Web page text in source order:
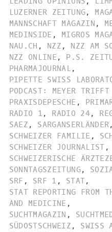
LUZERNER ZEITUNG,
MANNSCHAFT MAGAZIN ,
MEDINSIDE , MIGROS
NAU.CH , NZZ , NZZ AM
NZZ ONLINE , P.S.
PHARMAJOURNAL ,
PIPETTE SWISS
PODCAST: MEYER
PRAXISDEPESCHE ,
RADIO 1 , RADIO 24,
SAEZ , SARGANSERLÄNDER,
SCHWEIZER FAMILIE ,
SCHWEIZER JOURNALIST ,
SCHWEIZERISCHE
SONNTAGSZEITUNG,
SRF , SRF 1 , STAT,
STAT REPORTING FROM
AND MEDICINE ,
SUCHTMAGAZIN ,
SÜDOSTSCHWEIZ , SWISS